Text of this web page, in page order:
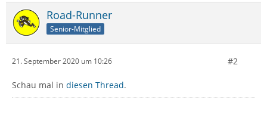
Road-Runner
Senior-Mitglied
21. September 2020 um 10:26 #2
Schau mal in diesen Thread.